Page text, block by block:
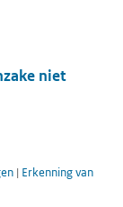
niet
| Erkenning van